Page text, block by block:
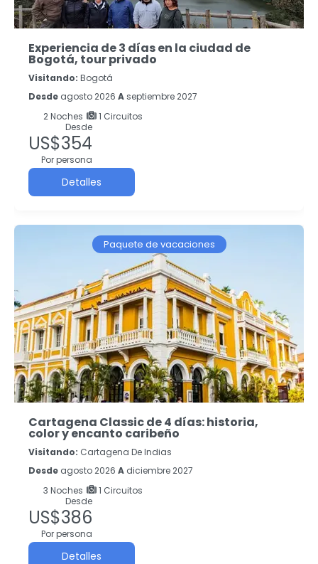
Experiencia de 3 días en la ciudad de
Bogotá, tour privado
Visitando: Bogotá
Desde agosto 2026 A septiembre 2027
2Noches
1 Circuitos
Desde
US$354
Por persona
Detalles
Paquete de vacaciones
Cartagena Classic de 4 días: historia,
color y encanto caribeño
Visitando: Cartagena De Indias
Desde agosto 2026 A diciembre 2027
3 Noches
1 Circuitos
Desde
US$386
Por persona
Detalles